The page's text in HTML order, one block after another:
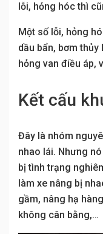
lỗi, hỏng hóc thì
Một số lỗi, hỏng
dầu bẩn, bơm
hỏng van điều áp,
Kết cấu
Đây là nhóm
nhao lái. Nhưng
bị tình trạng
làm xe nâng bị
gầm, nâng hạ
không cân bằng,…